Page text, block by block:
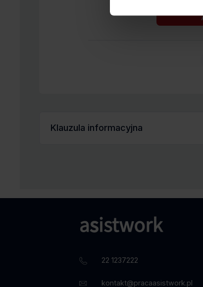
Klauzula informacyjna
22 1237222
kontakt@pracaasistwork.pl